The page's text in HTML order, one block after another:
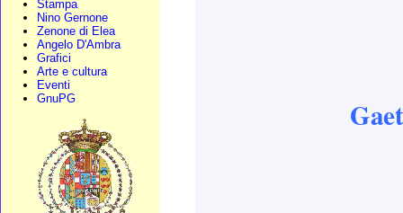
Stampa
Nino Gernone
Zenone di Elea
Angelo D'Ambra
Grafici
Arte e cultura
Eventi
GnuPG